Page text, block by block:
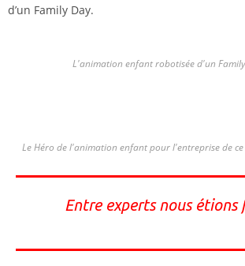
d’un Family Day.
L'animation enfant robotisée d'un
Le Héro de l'animation enfant pour l'entreprise de
Entre experts nous